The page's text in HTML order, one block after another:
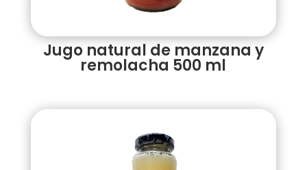
Jugo natural de manzana y
remolacha 500 ml